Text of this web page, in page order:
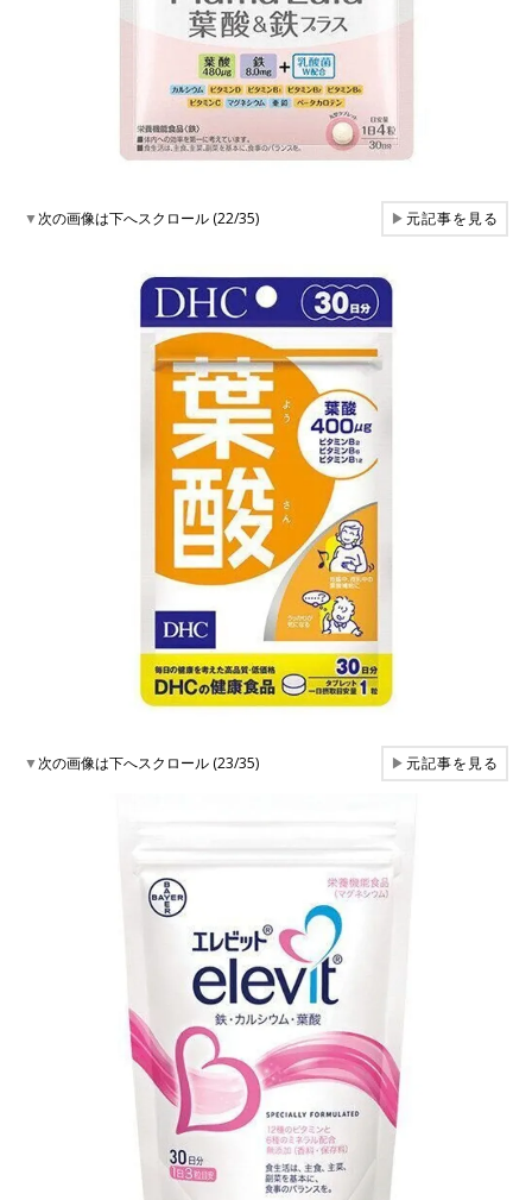
▼次の画像は下へスクロール (22/35) ▶元記事を見る
▼次の画像は下へスクロール (23/35) ▶元記事を見る